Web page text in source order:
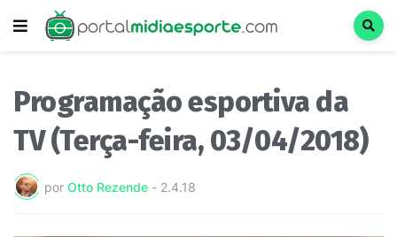
Programação esportiva da
TV (Terça-feira, 03/04/2018)
por Otto Rezende - 2.4.18